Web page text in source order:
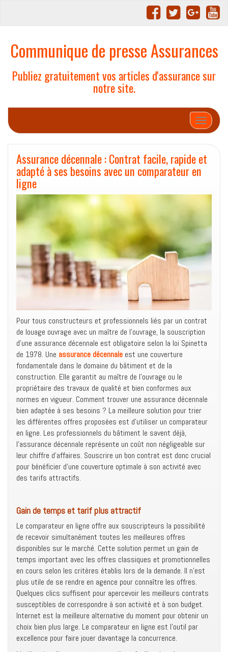
Communique de presse Assurances
Publiez gratuitement vos articles d'assurance sur
notre site.
Afficher/
Assurance décennale : Contrat facile, rapide et
adapté à ses besoins avec un comparateur en
ligne
Pour tous constructeurs et professionnels liés par un contrat
de louage ouvrage avec un maître de l’ouvrage, la souscription
d’une assurance décennale est obligatoire selon la loi Spinetta
de 1978. Une assurance décennale est une couverture
fondamentale dans le domaine du bâtiment et de la
construction. Elle garantit au maître de l’ouvrage ou le
propriétaire des travaux de qualité et bien conformes aux
normes en vigueur. Comment trouver une assurance décennale
bien adaptée à ses besoins ? La meilleure solution pour trier
les différentes offres proposées est d’utiliser un comparateur
en ligne. Les professionnels du bâtiment le savent déjà,
l’assurance décennale représente un coût non négligeable sur
leur chiffre d’affaires. Souscrire un bon contrat est donc crucial
pour bénéficier d’une couverture optimale à son activité avec
des tarifs attractifs.
Gain de temps et tarif plus attractif
Le comparateur en ligne offre aux souscripteurs la possibilité
de recevoir simultanément toutes les meilleures offres
disponibles sur le marché. Cette solution permet un gain de
temps important avec les offres classiques et promotionnelles
en cours selon les critères établis lors de la demande. Il n’est
plus utile de se rendre en agence pour connaître les offres.
Quelques clics suffisent pour apercevoir les meilleurs contrats
susceptibles de correspondre à son activité et à son budget.
Internet est la meilleure alternative du moment pour obtenir un
choix bien plus large. Le comparateur en ligne est l’outil par
excellence pour faire jouer davantage la concurrence.